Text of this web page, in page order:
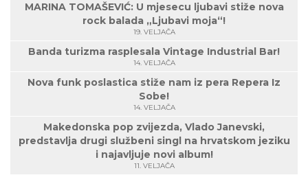
MARINA TOMAŠEVIĆ: U mjesecu ljubavi stiže nova
rock balada „Ljubavi moja“!
19. VELJAČA
Banda turizma rasplesala Vintage Industrial Bar!
14. VELJAČA
Nova funk poslastica stiže nam iz pera Repera Iz
Sobe!
14. VELJAČA
Makedonska pop zvijezda, Vlado Janevski,
predstavlja drugi službeni singl na hrvatskom jeziku
i najavljuje novi album!
11. VELJAČA